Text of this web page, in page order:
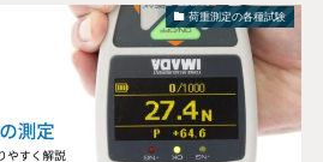
荷重測定の各種試験